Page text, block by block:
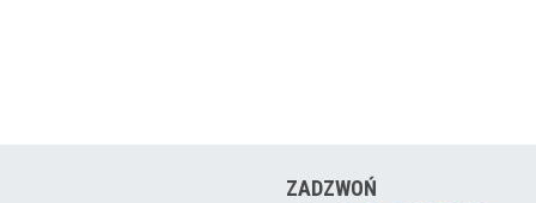
ZADZWOŃ